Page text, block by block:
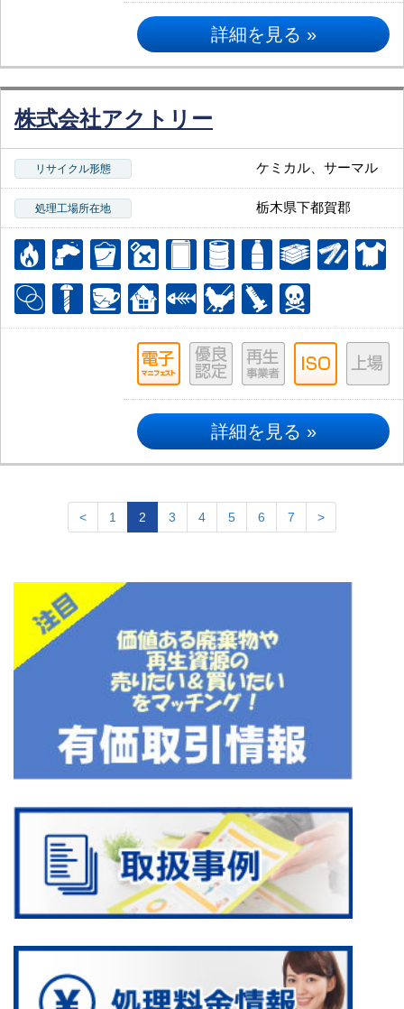
詳細を見る »
株式会社アクトリー
リサイクル形態 ケミカル、サーマル
処理工場所在地 栃木県下都賀郡
詳細を見る »
< 1 2 3 4 5 6 7 >